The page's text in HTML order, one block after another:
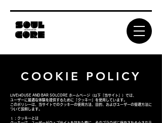
COOKIE POLICY
LIVEHOUSE AND BAR SOLCORE ホームページ（以下「当サイト」）では、
ユーザーに最適な体験を提供するために「クッキー」を使用しています。
このポリシーは、当サイトでのクッキーの使用方法、目的、およびユーザーの管理方法に
ついて説明します。
１；クッキーとは